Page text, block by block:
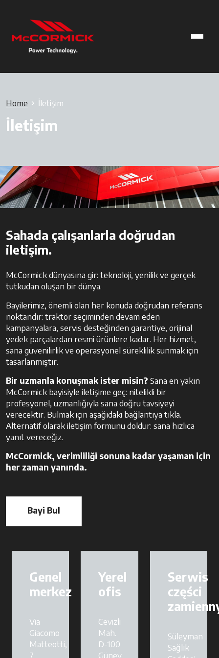
Home İletişim
İletişim
Sahada çalışanlarla doğrudan
iletişim.
McCormick dünyasına gir: teknoloji, yenilik ve gerçek
tutkudan oluşan bir dünya.
Bayilerimiz, önemli olan her konuda doğrudan referans
noktandır: traktör seçiminden devam eden
kampanyalara, servis desteğinden garantiye, orijinal
yedek parçalardan resmi ürünlere kadar. Her hizmet,
sana güvenilirlik ve operasyonel süreklilik sunmak için
tasarlanmıştır.
Bir uzmanla konuşmak ister misin? Sana en yakın
McCormick bayisiyle iletişime geç: nitelikli bir
profesyonel, uzmanlığıyla sana doğru tavsiyeyi
verecektir. Bulmak için aşağıdaki bağlantıya tıkla.
Alternatif olarak iletişim formunu doldur: sana hızlıca
yanıt vereceğiz.
McCormick, verimliliği sonuna kadar yaşaman için
her zaman yanında.
Bayi Bul
Genel
merkez
Via
Giacomo
Matteotti,
7
Yerel
ofis
Cevizli
Mah.
D-100
Güney
Serwis
części
Süleyman
Sağlık